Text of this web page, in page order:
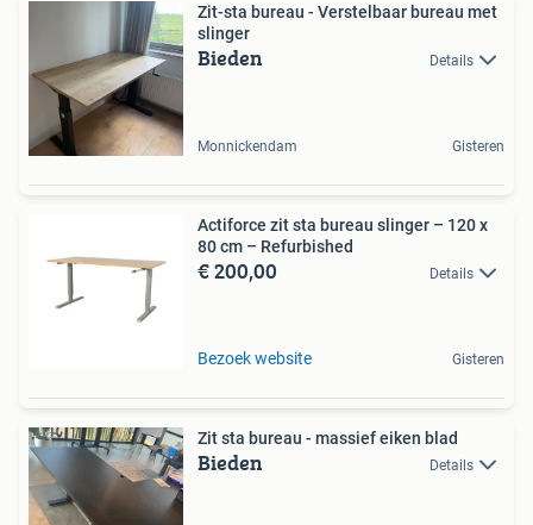
Zit-sta bureau - Verstelbaar bureau met
slinger
Bieden Details
Monnickendam Gisteren
Actiforce zit sta bureau slinger – 120 x
80 cm – Refurbished
€ 200,00 Details
Bezoek website Gisteren
Zit sta bureau - massief eiken blad
Bieden Details